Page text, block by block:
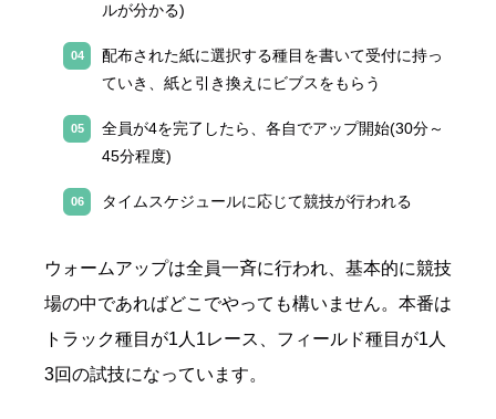
ルが分かる)
配布された紙に選択する種目を書いて受付に持っ
ていき、紙と引き換えにビブスをもらう
全員が4を完了したら、各自でアップ開始(30分～
45分程度)
タイムスケジュールに応じて競技が行われる
ウォームアップは全員一斉に行われ、基本的に競技
場の中であればどこでやっても構いません。本番は
トラック種目が1 人 1レース、フィールド種目が1 人
3回の試技になっています。